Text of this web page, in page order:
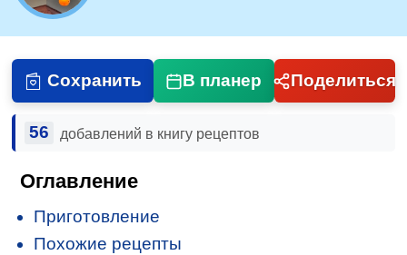
Сохранить В планер Поделиться
56 добавлений в книгу рецептов
Оглавление
Приготовление
Похожие рецепты